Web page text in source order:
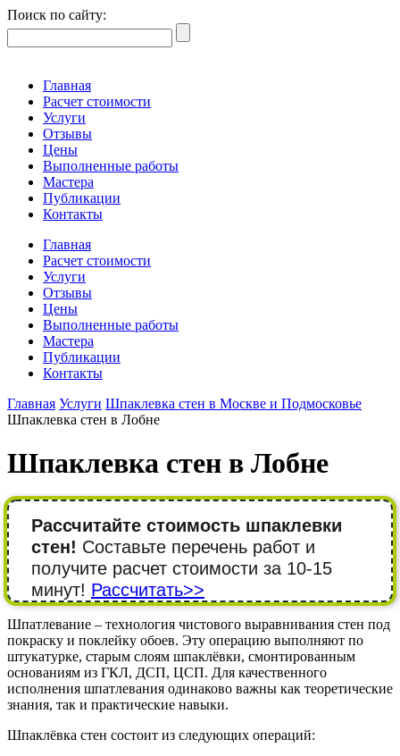
Поиск по сайту:
Главная
Расчет стоимости
Услуги
Отзывы
Цены
Выполненные работы
Мастера
Публикации
Контакты
Главная
Расчет стоимости
Услуги
Отзывы
Цены
Выполненные работы
Мастера
Публикации
Контакты
Главная Услуги Шпаклевка стен в Москве и Подмосковье
Шпаклевка стен в Лобне
Шпаклевка стен в Лобне
Рассчитайте стоимость шпаклевки
стен! Составьте перечень работ и
получите расчет стоимости за 10-15
минут! Рассчитать>>
Шпатлевание – технология чистового выравнивания стен под
покраску и поклейку обоев. Эту операцию выполняют по
штукатурке, старым слоям шпаклёвки, смонтированным
основаниям из ГКЛ, ДСП, ЦСП. Для качественного
исполнения шпатлевания одинаково важны как теоретические
знания, так и практические навыки.
Шпаклёвка стен состоит из следующих операций: